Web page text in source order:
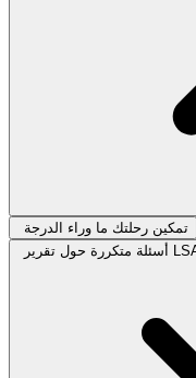
تمكين رحلتك ما وراء الدرجة